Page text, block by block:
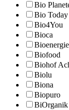
Bio
Bio Today
Bio4You
Bioca
Bioenergie
Biofood
Biohof
Biolu
Biona
Biopuro
BiOrganik